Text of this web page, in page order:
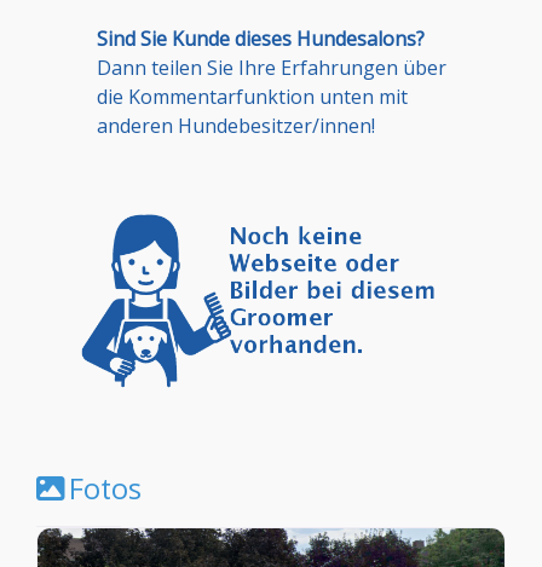
Sind Sie Kunde dieses Hundesalons?
Dann teilen Sie Ihre Erfahrungen über
die Kommentarfunktion unten mit
anderen Hundebesitzer/innen!
Fotos